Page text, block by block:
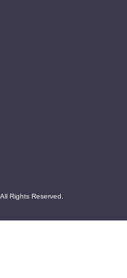
Rights Reserved.